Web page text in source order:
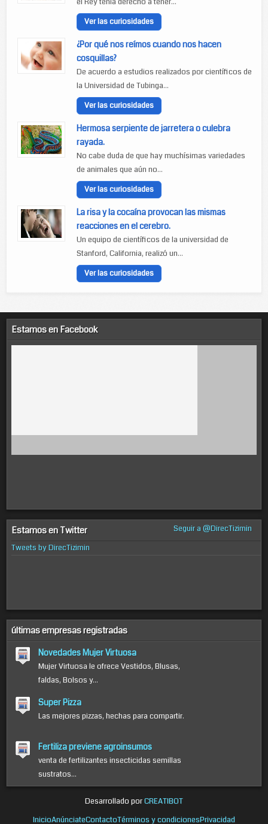
Ver las curiosidades
¿Por qué nos reímos cuando nos hacen
cosquillas?
De acuerdo a estudios realizados por científicos de
la Universidad de Tubinga...
Ver las curiosidades
Hermosa serpiente de jarretera o culebra
rayada.
No cabe duda de que hay muchísimas variedades
de animales que aún no...
Ver las curiosidades
La risa y la cocaína provocan las mismas
reacciones en el cerebro.
Un equipo de científicos de la universidad de
Stanford, California, realizó un...
Ver las curiosidades
Estamos en Facebook
Estamos en Twitter
Seguir a @DirecTizimin
Tweets by DirecTizimin
últimas empresas registradas
Novedades Mujer Virtuosa
Mujer Virtuosa le ofrece Vestidos, Blusas,
faldas, Bolsos y...
Super Pizza
Las mejores pizzas, hechas para compartir.
Fertiliza previene agroinsumos
venta de fertilizantes insecticidas semillas
sustratos...
Desarrollado porCREATIBOT
InicioAnúnciateContactoTérminos y condicionesPrivacidad